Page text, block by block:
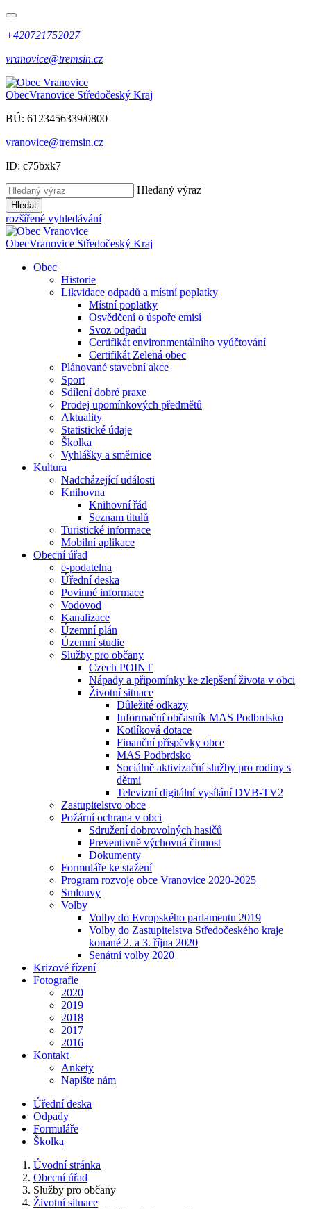
+420721752027
vranovice@tremsin.cz
ObecVranovice Středočeský Kraj
BÚ: 6123456339/0800
vranovice@tremsin.cz
ID: c75bxk7
Hledaný výraz
Hledat
rozšířené vyhledávání
ObecVranovice Středočeský Kraj
Obec
Historie
Likvidace odpadů a místní poplatky
Místní poplatky
Osvědčení o úspoře emisí
Svoz odpadu
Certifikát environmentálního vyúčtování
Certifikát Zelená obec
Plánované stavební akce
Sport
Sdílení dobré praxe
Prodej upomínkových předmětů
Aktuality
Statistické údaje
Školka
Vyhlášky a směrnice
Kultura
Nadcházející události
Knihovna
Knihovní řád
Seznam titulů
Turistické informace
Mobilní aplikace
Obecní úřad
e-podatelna
Úřední deska
Povinné informace
Vodovod
Kanalizace
Územní plán
Územní studie
Služby pro občany
Czech POINT
Nápady a připomínky ke zlepšení života v obci
Životní situace
Důležité odkazy
Informační občasník MAS Podbrdsko
Kotlíková dotace
Finanční příspěvky obce
MAS Podbrdsko
Sociálně aktivizační služby pro rodiny s
dětmi
Televizní digitální vysílání DVB-TV2
Zastupitelstvo obce
Požární ochrana v obci
Sdružení dobrovolných hasičů
Preventivně výchovná činnost
Dokumenty
Formuláře ke stažení
Program rozvoje obce Vranovice 2020-2025
Smlouvy
Volby
Volby do Evropského parlamentu 2019
Volby do Zastupitelstva Středočeského kraje
konané 2. a 3. října 2020
Senátní volby 2020
Krizové řízení
Fotografie
2020
2019
2018
2017
2016
Kontakt
Ankety
Napište nám
Úřední deska
Odpady
Formuláře
Školka
Úvodní stránka
Obecní úřad
Služby pro občany
Životní situace